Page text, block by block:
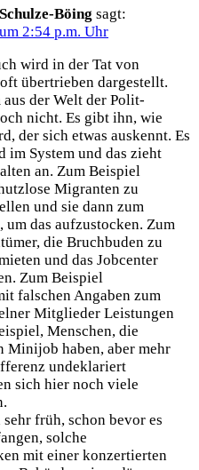
Böing sagt:
2:54 p.m. Uhr
wird in der Tat von
übertrieben dargestellt.
der Welt der Polit-
nicht. Es gibt ihn, wie
der sich etwas auskennt. Es
im System und das zieht
an. Zum Beispiel
Migranten zu
und sie dann zum
um das aufzustocken. Zum
die Bruchbuden zu
und das Jobcenter
Zum Beispiel
falschen Angaben zum
Mitglieder Leistungen
Menschen, die
Minijob haben, aber mehr
undeklariert
sich hier noch viele
früh, schon bevor es
solche
mit einer konzertierten